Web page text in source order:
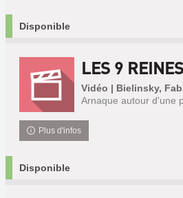
Disponible
LES 9 REINES
Vidéo | Bielinsky,
Arnaque autour d'une
Plus d'infos
Disponible